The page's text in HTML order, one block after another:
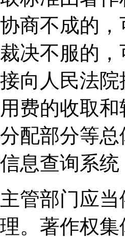
商不成的
决不服的
向人民法
费的收取
配部分等
息查询系
管部门应
。著作权